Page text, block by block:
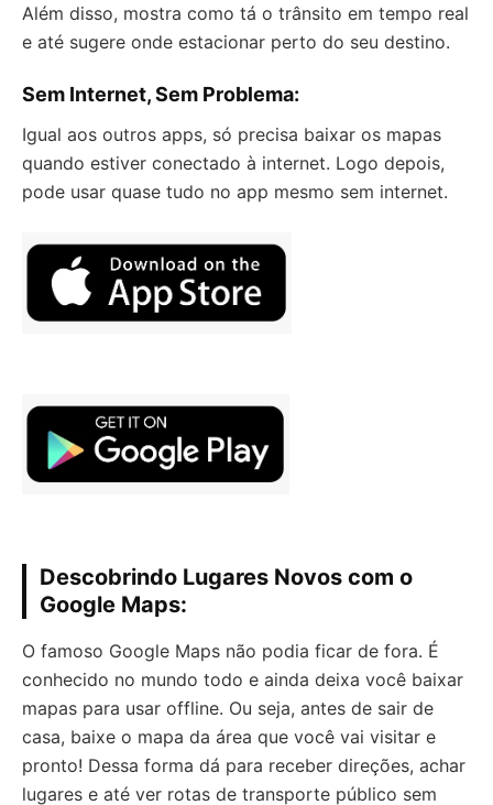
Além disso, mostra como tá o trânsito em tempo real
e até sugere onde estacionar perto do seu destino.
Sem Internet, Sem Problema:
Igual aos outros apps, só precisa baixar os mapas
quando estiver conectado à internet. Logo depois,
pode usar quase tudo no app mesmo sem internet.
Descobrindo Lugares Novos com o
Google Maps:
O famoso Google Maps não podia ficar de fora. É
conhecido no mundo todo e ainda deixa você baixar
mapas para usar offline. Ou seja, antes de sair de
casa, baixe o mapa da área que você vai visitar e
pronto! Dessa forma dá para receber direções, achar
lugares e até ver rotas de transporte público sem